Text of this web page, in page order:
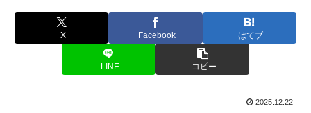
X Facebook はてブ
LINE コピー
2025.12.22